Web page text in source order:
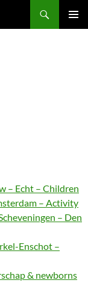
– Echt – Children
– Activity
– Den
Enschot –
& newborns